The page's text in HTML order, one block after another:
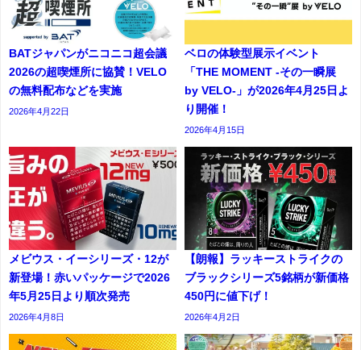
BATジャパンがニコニコ超会議
2026の超喫煙所に協賛！VELO
の無料配布などを実施
2026年4月22日
ベロの体験型展示イベント
「THE MOMENT -その一瞬展
by VELO-」が2026年4月25日よ
り開催！
2026年4月15日
メビウス・イーシリーズ・12が
新登場！赤いパッケージで2026
年5月25日より順次発売
2026年4月8日
【朗報】ラッキーストライクの
ブラックシリーズ5銘柄が新価格
450円に値下げ！
2026年4月2日